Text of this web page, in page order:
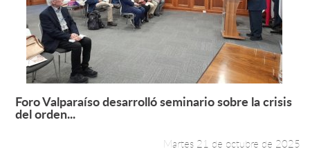
Leer más +
Foro Valparaíso desarrolló seminario sobre la crisis
del orden...
Martes 21 de octubre de 2025